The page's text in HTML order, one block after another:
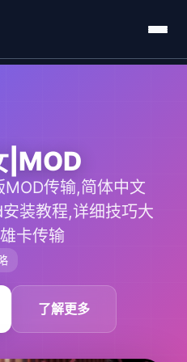
|MOD
传输,简体中文
装教程,详细技巧大
卡传输
了解更多